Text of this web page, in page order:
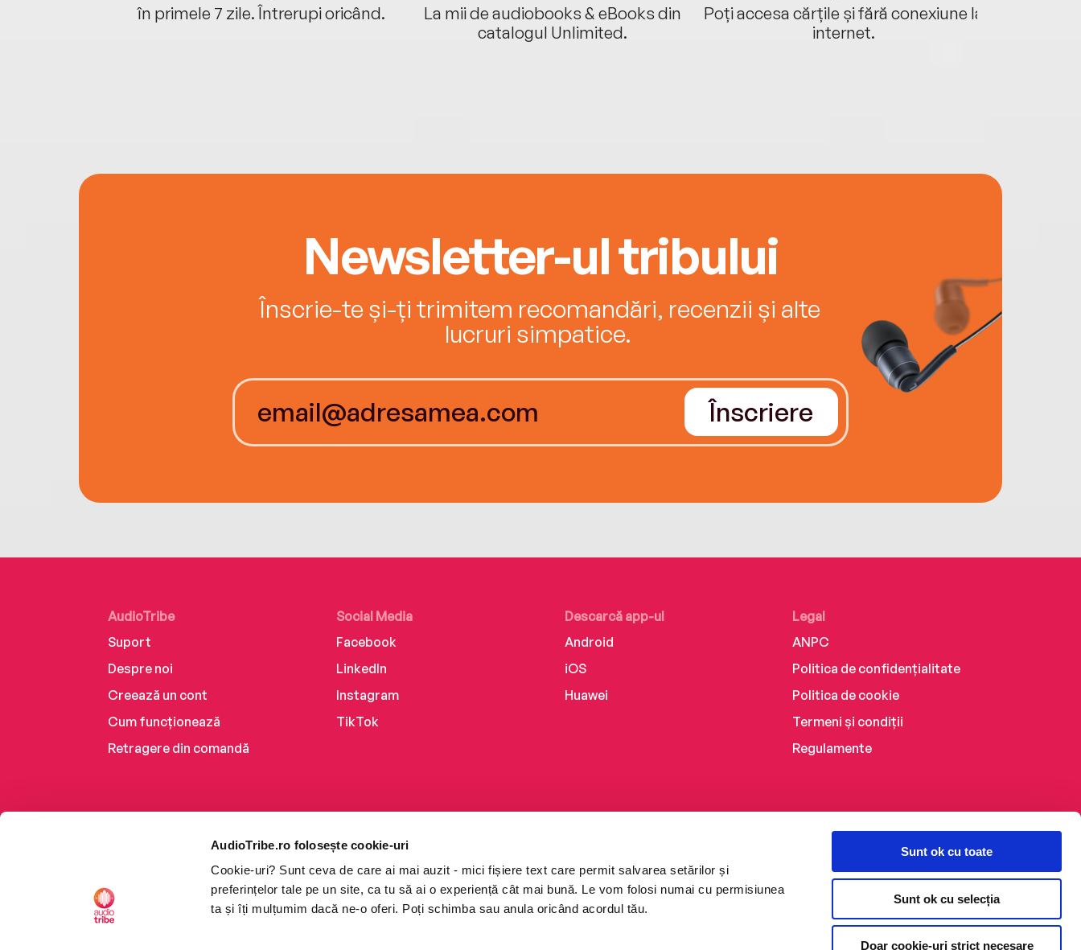
AudioTribe.ro folosește cookie-uri
Cookie-uri? Sunt ceva de care ai mai auzit - mici fișiere text care permit salvarea setărilor și
preferințelor tale pe un site, ca tu să ai o experiență cât mai bună. Le vom folosi numai cu permisiunea
ta și îți mulțumim dacă ne-o oferi. Poți schimba sau anula oricând acordul tău.
Sunt ok cu toate
Sunt ok cu selecția
Doar cookie-uri strict necesare
în primele 7 zile. Întrerupi oricând.
La mii de audiobooks & eBooks din
catalogul Unlimited.
Poți accesa cărțile și fără conexiune la
internet.
Newsletter-ul tribului
Înscrie-te și-ți trimitem recomandări, recenzii și alte
lucruri simpatice.
Înscriere
AudioTribe
Suport
Despre noi
Creează un cont
Cum funcționează
Retragere din comandă
Social Media
Facebook
LinkedIn
Instagram
TikTok
Descarcă app-ul
Android
iOS
Huawei
Legal
ANPC
Politica de confidențialitate
Politica de cookie
Termeni și condiții
Regulamente